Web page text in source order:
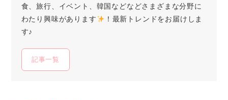
食、旅行、イベント、韓国などなどさまざまな分野に
わたり興味があります
！最新トレンドをお届けしま
す♪
記事一覧